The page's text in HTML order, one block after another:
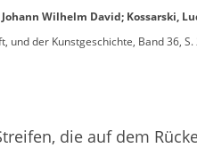
Wilhelm David; Kossarski,
und der Kunstgeschichte, Band 36, S.
die auf dem